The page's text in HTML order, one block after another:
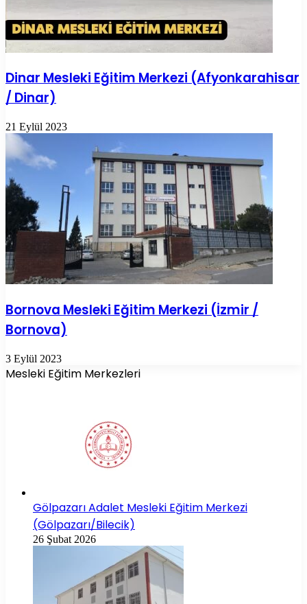
Dinar Mesleki Eğitim Merkezi (Afyonkarahisar
/ Dinar)
21 Eylül 2023
Bornova Mesleki Eğitim Merkezi (İzmir /
Bornova)
3 Eylül 2023
Mesleki Eğitim Merkezleri
Gölpazarı Adalet Mesleki Eğitim Merkezi
(Gölpazarı/Bilecik)
26 Şubat 2026